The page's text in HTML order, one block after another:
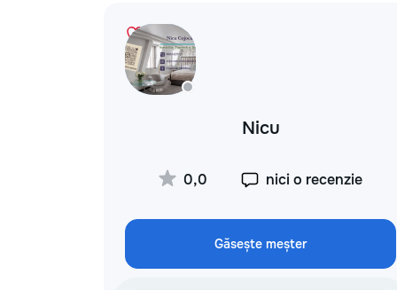
Nicu
0,0 nici o recenzie
Găsește meșter